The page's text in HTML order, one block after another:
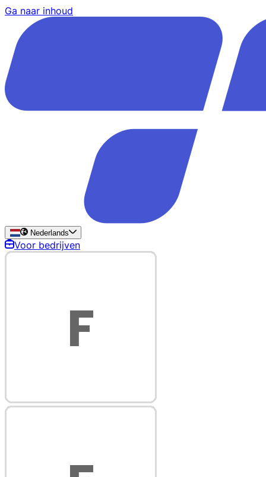
Ga naar inhoud
Nederlands
Voor bedrijven